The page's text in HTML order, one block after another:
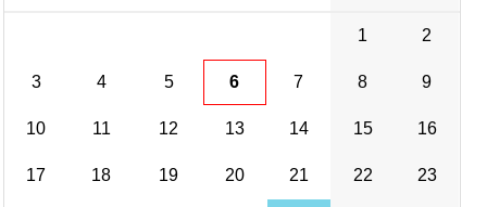
1 2
3 4 5 6 7 8 9
10 11 12 13 14 15 16
17 18 19 20 21 22 23